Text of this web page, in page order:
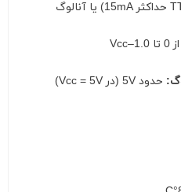
از 0 تا Vcc–1.0
حدود 5V (در Vcc = 5V)